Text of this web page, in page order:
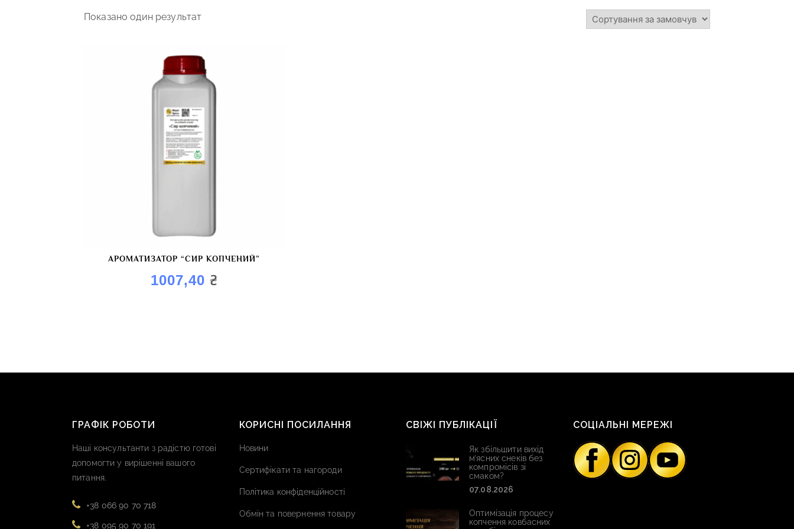
Показано один результат
АРОМАТИЗАТОР “СИР КОПЧЕНИЙ”
1007,40 ₴
ГРАФІК РОБОТИ
Наші консультанти з радістю готові
допомогти у вирішенні вашого
питання.
+38 066 90 70 718
+38 095 90 70 191
КОРИСНІ ПОСИЛАННЯ
Новини
Сертифікати та нагороди
Політика конфіденційності
Обмін та повернення товару
СВІЖІ ПУБЛІКАЦІЇ
Як збільшити вихід
м’ясних снеків без
компромісів зі
смаком?
07.08.2026
Оптимізація процесу
копчення ковбасних
СОЦІАЛЬНІ МЕРЕЖІ